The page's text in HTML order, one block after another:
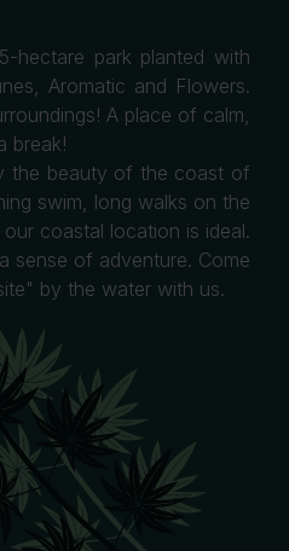
hectare park planted with
Aromatic and Flowers.
A place of calm,
break!
the beauty of the coast of
swim, long walks on the
coastal location is ideal.
sense of adventure. Come
by the water with us.